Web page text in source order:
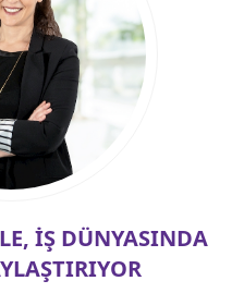
İŞ DÜNYASINDA